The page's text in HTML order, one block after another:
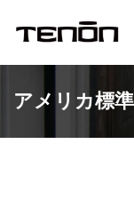
アメリカ標